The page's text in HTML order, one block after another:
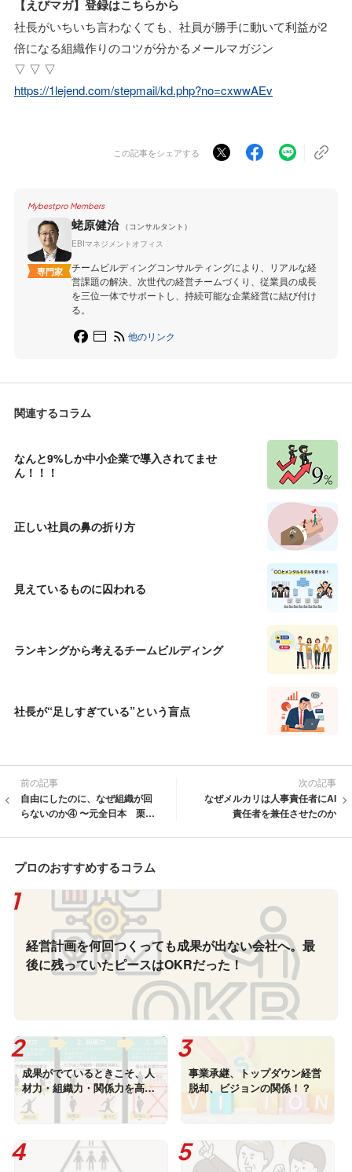
【えびマガ】登録はこちらから
社長がいちいち言わなくても、社員が勝手に動いて利益が2
倍になる組織作りのコツが分かるメールマガジン
▽ ▽ ▽
https://1lejend.com/stepmail/kd.php?no=cxwwAEv
この記事をシェアする
Mybestpro Members
専門家
蛯原健治
（コンサルタント）
EBIマネジメントオフィス
チームビルディングコンサルティングにより、リアルな経
営課題の解決、次世代の経営チームづくり、従業員の成長
を三位一体でサポートし、持続可能な企業経営に結び付け
る。
他のリンク
関連するコラム
なんと9%しか中小企業で導入されてませ
ん！！！
正しい社員の鼻の折り方
見えているものに囚われる
ランキングから考えるチームビルディング
社長が“足しすぎている”という盲点
前の記事
自由にしたのに、なぜ組織が回
らないのか④ 〜元全日本 栗山
次の記事
なぜメルカリは人事責任者にAI
責任者を兼任させたのか
プロのおすすめするコラム
経営計画を何回つくっても成果が出ない会社へ。最
後に残っていたピースはOKRだった！
成果がでているときこそ、人
材力・組織力・関係力を高め
る
事業承継、トップダウン経営
脱却、ビジョンの関係！？